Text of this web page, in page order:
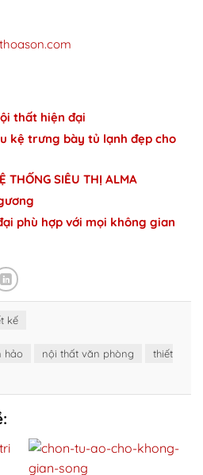
thất hiện đại
kệ trưng bày tủ lạnh đẹp cho
THỐNG SIÊU THỊ ALMA
phù hợp với mọi không gian
kế
hảo nội thất văn phòng
thiết